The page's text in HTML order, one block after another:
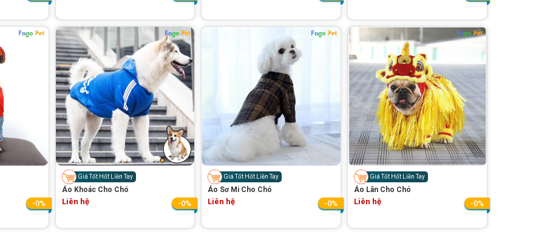
-0%
Giá Tốt Hốt Liền Tay
Áo Khoác Cho Chó
Liên hệ -0%
Giá Tốt Hốt Liền Tay
Áo Sơ Mi Cho Chó
Liên hệ -0%
Giá Tốt Hốt Liền Tay
Áo Lân Cho Chó
Liên hệ -0%